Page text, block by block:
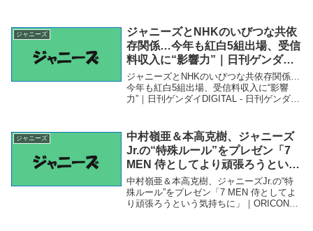
ジャニーズ
ジャニーズとNHKのいびつな共依
存関係…今年も紅白5組出場、受信
料収入に“影響力”｜日刊ゲンダイ
DIGITAL – 日刊ゲンダイ
ジャニーズとNHKのいびつな共依存関係…
今年も紅白5組出場、受信料収入に“影響
力”｜日刊ゲンダイDIGITAL - 日刊ゲンダイ
場、受信料収入に“影響力”｜日刊ゲ...
ジャニーズ
中村嶺亜＆本高克樹、ジャニーズ
Jr.の“特殊ルール”をプレゼン「7
MEN 侍としてより頑張ろうという
気持ちに」｜ORICON NEWS｜
Web東奥 – 東奥日報
中村嶺亜＆本高克樹、ジャニーズJr.の“特
殊ルール”をプレゼン「7 MEN 侍としてよ
り頑張ろうという気持ちに」｜ORICON